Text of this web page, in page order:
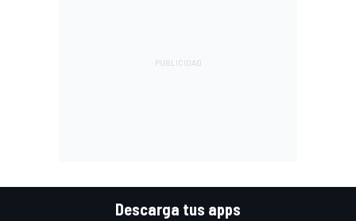
Descarga tus apps